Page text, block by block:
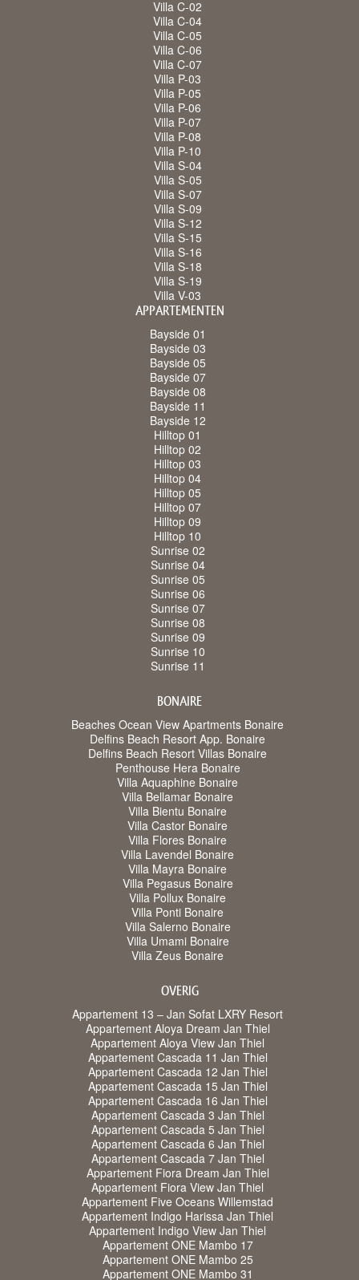
Villa C-02
Villa C-04
Villa C-05
Villa C-06
Villa C-07
Villa P-03
Villa P-05
Villa P-06
Villa P-07
Villa P-08
Villa P-10
Villa S-04
Villa S-05
Villa S-07
Villa S-09
Villa S-12
Villa S-15
Villa S-16
Villa S-18
Villa S-19
Villa V-03
APPARTEMENTEN
Bayside 01
Bayside 03
Bayside 05
Bayside 07
Bayside 08
Bayside 11
Bayside 12
Hilltop 01
Hilltop 02
Hilltop 03
Hilltop 04
Hilltop 05
Hilltop 07
Hilltop 09
Hilltop 10
Sunrise 02
Sunrise 04
Sunrise 05
Sunrise 06
Sunrise 07
Sunrise 08
Sunrise 09
Sunrise 10
Sunrise 11
BONAIRE
Beaches Ocean View Apartments Bonaire
Delfins Beach Resort App. Bonaire
Delfins Beach Resort Villas Bonaire
Penthouse Hera Bonaire
Villa Aquaphine Bonaire
Villa Bellamar Bonaire
Villa Bientu Bonaire
Villa Castor Bonaire
Villa Flores Bonaire
Villa Lavendel Bonaire
Villa Mayra Bonaire
Villa Pegasus Bonaire
Villa Pollux Bonaire
Villa Ponti Bonaire
Villa Salerno Bonaire
Villa Umami Bonaire
Villa Zeus Bonaire
OVERIG
Appartement 13 – Jan Sofat LXRY Resort
Appartement Aloya Dream Jan Thiel
Appartement Aloya View Jan Thiel
Appartement Cascada 11 Jan Thiel
Appartement Cascada 12 Jan Thiel
Appartement Cascada 15 Jan Thiel
Appartement Cascada 16 Jan Thiel
Appartement Cascada 3 Jan Thiel
Appartement Cascada 5 Jan Thiel
Appartement Cascada 6 Jan Thiel
Appartement Cascada 7 Jan Thiel
Appartement Fiora Dream Jan Thiel
Appartement Fiora View Jan Thiel
Appartement Five Oceans Willemstad
Appartement Indigo Harissa Jan Thiel
Appartement Indigo View Jan Thiel
Appartement ONE Mambo 17
Appartement ONE Mambo 25
Appartement ONE Mambo 31